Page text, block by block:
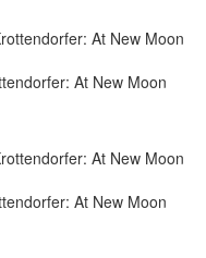
At New Moon
At New Moon